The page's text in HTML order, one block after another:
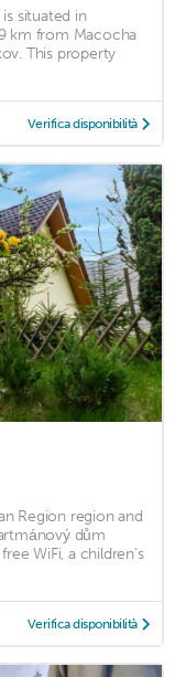
situated in
km from Macocha
This property
Verifica disponibilità
Region region and
dům
WiFi, a children's
Verifica disponibilità